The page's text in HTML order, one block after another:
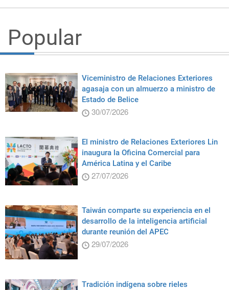
Popular
Viceministro de Relaciones Exteriores
agasaja con un almuerzo a ministro de
Estado de Belice
30/07/2026
El ministro de Relaciones Exteriores Lin
inaugura la Oficina Comercial para
América Latina y el Caribe
27/07/2026
Taiwán comparte su experiencia en el
desarrollo de la inteligencia artificial
durante reunión del APEC
29/07/2026
Tradición indígena sobre rieles